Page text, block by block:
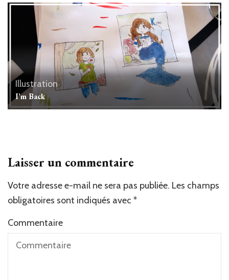
Illustration
I’m Back
Laisser un commentaire
Votre adresse e-mail ne sera pas publiée. Les champs
obligatoires sont indiqués avec *
Commentaire